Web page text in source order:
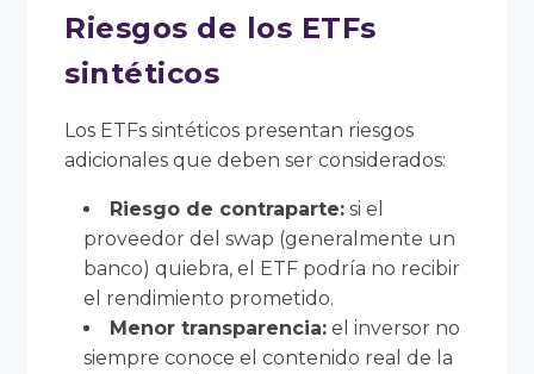
Riesgos de los ETFs
sintéticos
Los ETFs sintéticos presentan riesgos
adicionales que deben ser considerados:
Riesgo de contraparte: si el
proveedor del swap (generalmente un
banco) quiebra, el ETF podría no recibir
el rendimiento prometido.
Menor transparencia: el inversor no
siempre conoce el contenido real de la